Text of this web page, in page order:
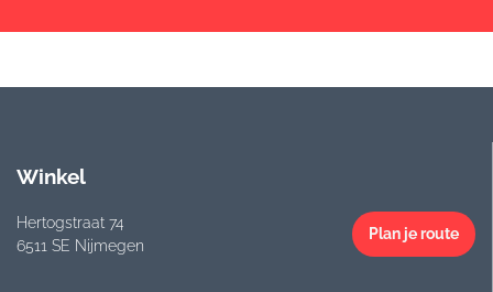
Winkel
Hertogstraat 74
6511 SE Nijmegen
Plan je route